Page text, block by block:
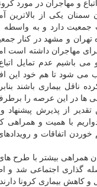
و مهاجران در مورد
یكی از بالاترین
دارد و به واسطه
تهران و مشهد در كنار
مهاجران داشته است
می باشیم عدم تمایل
می شود تا هم خود این
ناقل بیماری باشند
ها در این عرصه را
تقدیر از پذیرش
با همیت و
خوردن اتفاقات و
همراهی بیشتر با طرح
گذاری اجتماعی شد و
كاهش بیماری كرونا